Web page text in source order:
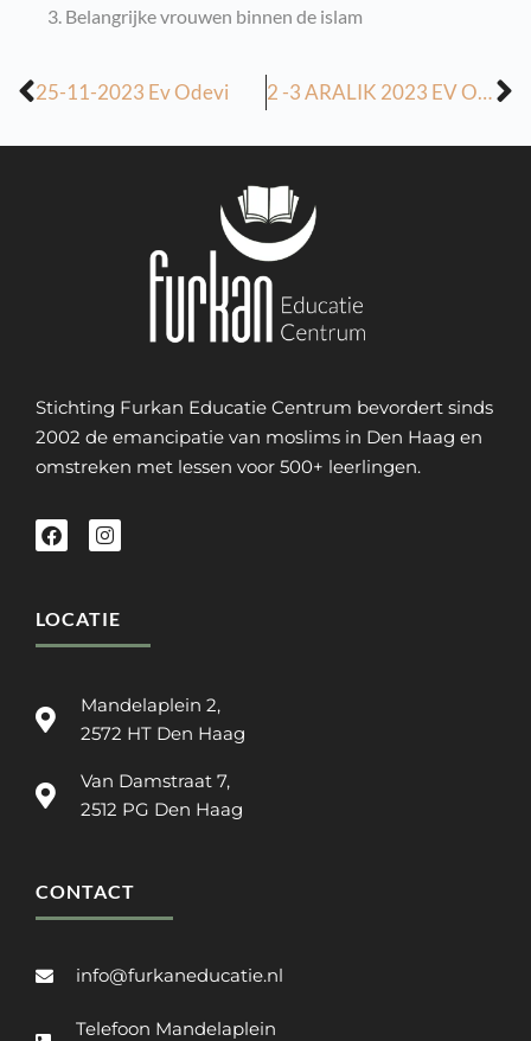
Belangrijke vrouwen binnen de islam
25-11-2023 Ev Odevi 2 -3 ARALIK 2023 EV ODEVI
Stichting Furkan Educatie Centrum bevordert sinds
2002 de emancipatie van moslims in Den Haag en
omstreken met lessen voor 500+ leerlingen.
LOCATIE
Mandelaplein 2,
2572 HT Den Haag
Van Damstraat 7,
2512 PG Den Haag
CONTACT
info@furkaneducatie.nl
Telefoon Mandelaplein